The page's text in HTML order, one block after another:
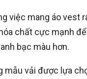
việc mang áo vest
chất cực mạnh
bạc màu hơn.
mẫu vải được lựa